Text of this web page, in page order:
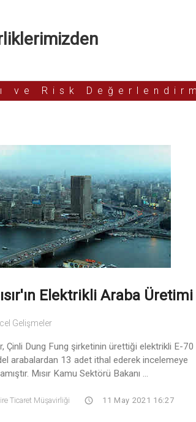
ve Risk
Elektrikli Araba Üretimi
Gelişmeler
Çinli Dung Fung şirketinin ürettiği elektrikli E-70
arabalardan 13 adet ithal ederek incelemeye
Mısır Kamu Sektörü Bakanı ...
Ticaret Müşavirliği 11 May 2021 16:27